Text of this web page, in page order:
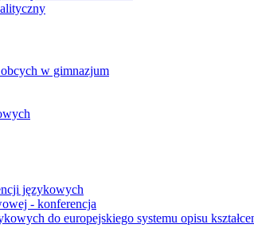
w gimnazjum
językowych
- konferencja
do europejskiego systemu opisu